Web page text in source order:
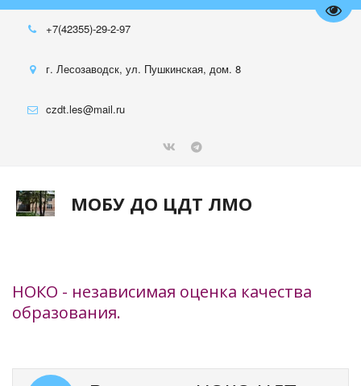
+7(42355)-29-2-97
г. Лесозаводск, ул. Пушкинская, дом. 8
czdt.les@mail.ru
МОБУ ДО ЦДТ ЛМО
НОКО - независимая оценка качества
образования.